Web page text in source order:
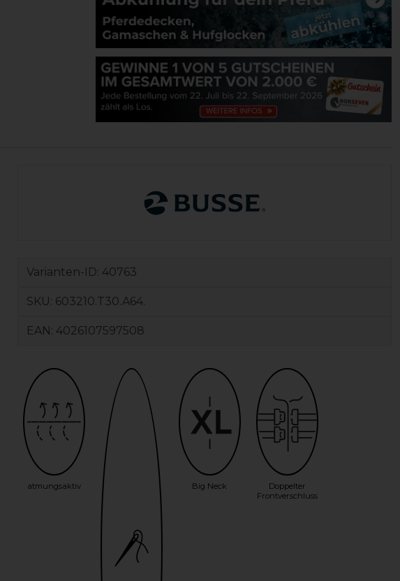
Varianten-ID: 40763
SKU: 603210.T30.A64.
EAN: 4026107597508
atmungsaktiv Big Neck
Doppelter
Frontverschluss